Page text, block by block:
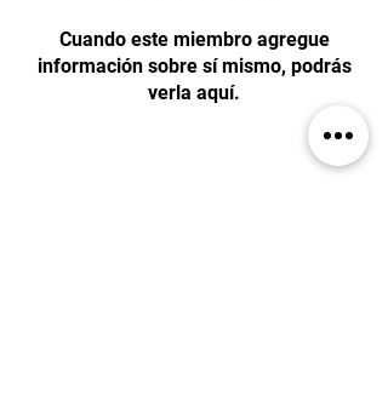
Cuando este miembro agregue
información sobre sí mismo, podrás
verla aquí.